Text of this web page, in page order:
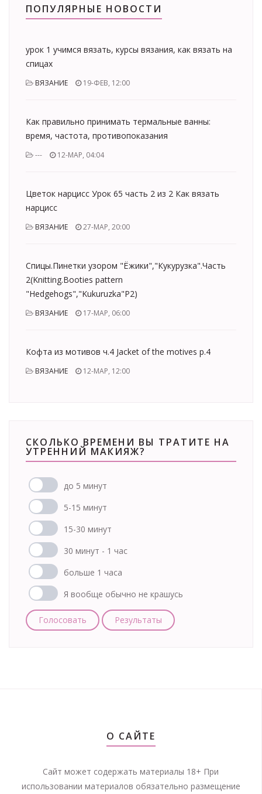
ПОПУЛЯРНЫЕ НОВОСТИ
урок 1 учимся вязать, курсы вязания, как вязать на
спицах
ВЯЗАНИЕ 19-ФЕВ, 12:00
Как правильно принимать термальные ванны:
время, частота, противопоказания
--- 12-МАР, 04:04
Цветок нарцисс Урок 65 часть 2 из 2 Как вязать
нарцисс
ВЯЗАНИЕ 27-МАР, 20:00
Спицы.Пинетки узором "Ёжики","Кукурузка".Часть
2(Knitting.Booties pattern
"Hedgehogs","Kukuruzka"Р2)
ВЯЗАНИЕ 17-МАР, 06:00
Кофта из мотивов ч.4 Jacket of the motives p.4
ВЯЗАНИЕ 12-МАР, 12:00
СКОЛЬКО ВРЕМЕНИ ВЫ ТРАТИТЕ НА
УТРЕННИЙ МАКИЯЖ?
до 5 минут
5-15 минут
15-30 минут
30 минут - 1 час
больше 1 часа
Я вообще обычно не крашусь
Голосовать Результаты
О САЙТЕ
Сайт может содержать материалы 18+ При
использовании материалов обязательно размещение